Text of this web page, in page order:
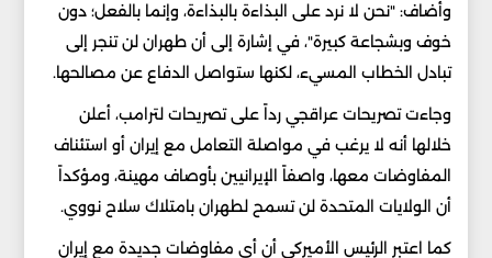
وأضاف: "نحن لا نرد على البذاءة بالبذاءة، وإنما بالفعل؛ دون
خوف وبشجاعة كبيرة"، في إشارة إلى أن طهران لن تنجر إلى
تبادل الخطاب المسيء، لكنها ستواصل الدفاع عن مصالحها.
وجاءت تصريحات عراقجي رداً على تصريحات لترامب، أعلن
خلالها أنه لا يرغب في مواصلة التعامل مع إيران أو استئناف
المفاوضات معها، واصفاً الإيرانيين بأوصاف مهينة، ومؤكداً
أن الولايات المتحدة لن تسمح لطهران بامتلاك سلاح نووي.
كما اعتبر الرئيس الأميركي أن أي مفاوضات جديدة مع إيران